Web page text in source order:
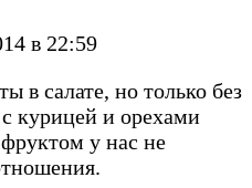
в 22:59
в салате, но только без
с курицей и орехами
у нас не